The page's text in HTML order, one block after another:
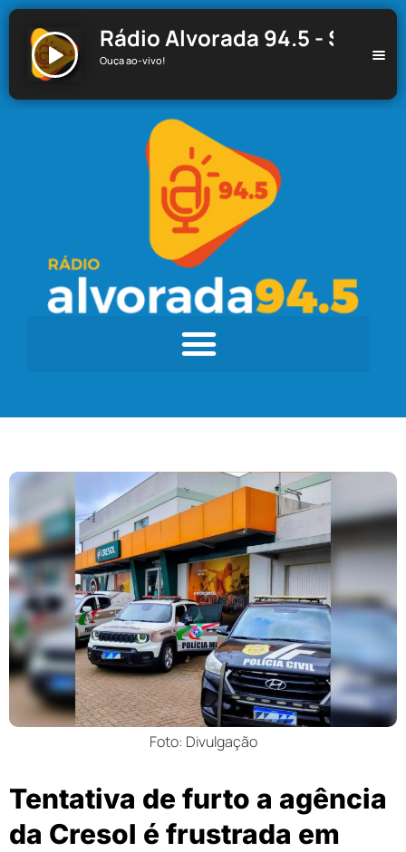
Rádio Alvorada 94.5 - Santa
Ouça ao-vivo!
Foto: Divulgação
Tentativa de furto a agência
da Cresol é frustrada em